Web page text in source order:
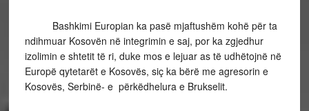
Bashkimi Europian ka pasë mjaftushëm kohë për ta
ndihmuar Kosovën në integrimin e saj, por ka zgjedhur
izolimin e shtetit të ri, duke mos e lejuar as të udhëtojnë në
Europë qytetarët e Kosovës, siç ka bërë me agresorin e
Kosovës, Serbinë- e përkëdhelura e Brukselit.